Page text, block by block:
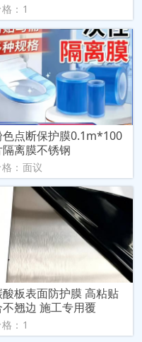
：1
色点断保护膜0.1m*100
隔离膜不锈钢
：面议
酸板表面防护膜 高粘贴
不翘边 施工专用覆
：1